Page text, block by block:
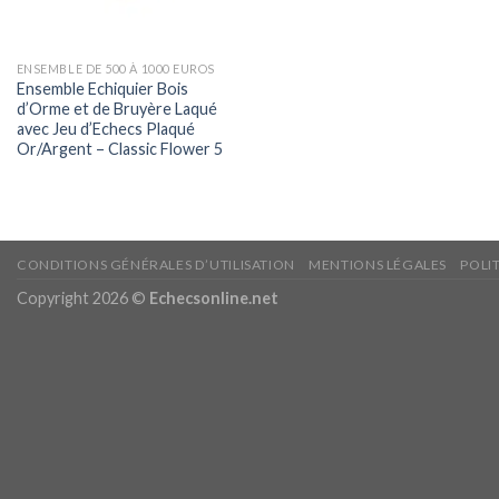
ENSEMBLE DE 500 À 1000 EUROS
Ensemble Echiquier Bois
d’Orme et de Bruyère Laqué
avec Jeu d’Echecs Plaqué
Or/Argent – Classic Flower 5
CONDITIONS GÉNÉRALES D’UTILISATION MENTIONS LÉGALES
Copyright 2026 © Echecsonline.net